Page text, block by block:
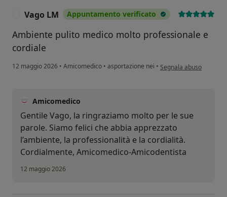
Vago LM Appuntamento verificato
Ambiente pulito medico molto professionale e
cordiale
12 maggio 2026 • Amicomedico • asportazione nei • secondo l'opinione
Segnala abuso
Amicomedico
Gentile Vago, la ringraziamo molto per le sue
parole. Siamo felici che abbia apprezzato
l’ambiente, la professionalità e la cordialità.
Cordialmente, Amicomedico-Amicodentista
12 maggio 2026